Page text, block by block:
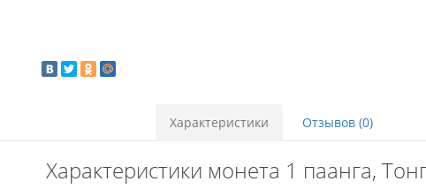
Характеристики Отзывов (0)
Характеристики монета 1 паанга,